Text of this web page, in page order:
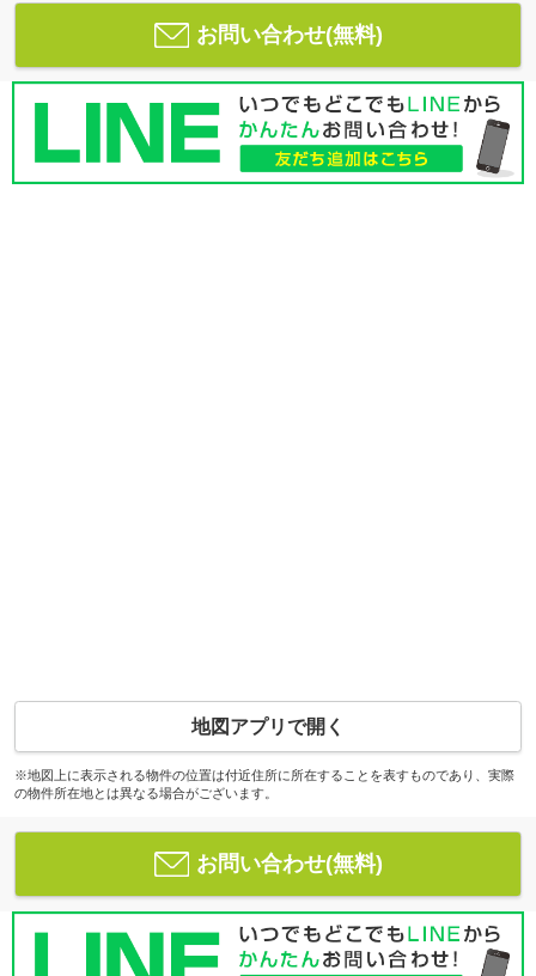
お問い合わせ(無料)
地図アプリで開く
※地図上に表示される物件の位置は付近住所に所在することを表すものであり、実際
の物件所在地とは異なる場合がございます。
お問い合わせ(無料)